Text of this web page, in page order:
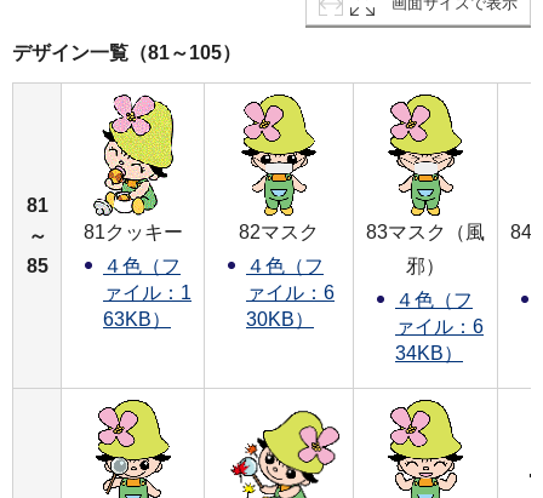
デザイン一覧（81～105）
81
～
85
81クッキー
４色（フ
ァイル：1
63KB）
82マスク
４色（フ
ァイル：6
30KB）
83マスク（風
邪）
４色（フ
ァイル：6
34KB）
84